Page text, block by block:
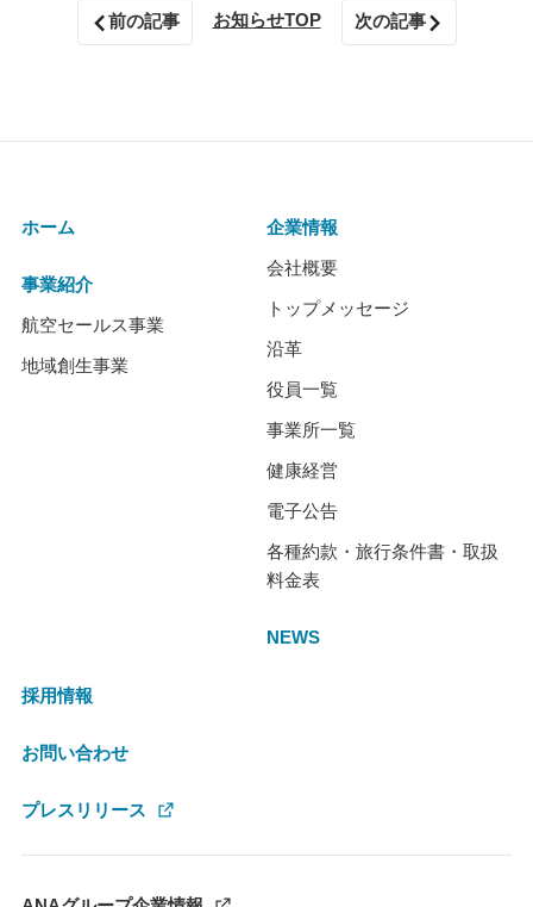
前の記事 お知らせTOP 次の記事
ホーム
事業紹介
航空セールス事業
地域創生事業
企業情報
会社概要
トップメッセージ
沿革
役員一覧
事業所一覧
健康経営
電子公告
各種約款・旅行条件書・取扱
料金表
NEWS
採用情報
お問い合わせ
プレスリリース